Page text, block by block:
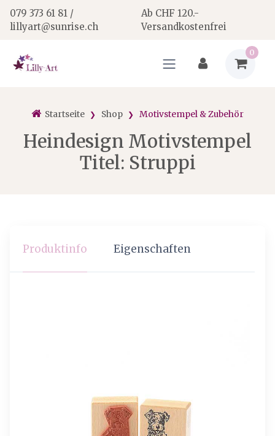
079 373 61 81 /
lillyart@sunrise.ch
Ab CHF 120.-
Versandkostenfrei
0
Startseite Shop Motivstempel & Zubehör
Heindesign Motivstempel
Titel: Struppi
Produktinfo Eigenschaften